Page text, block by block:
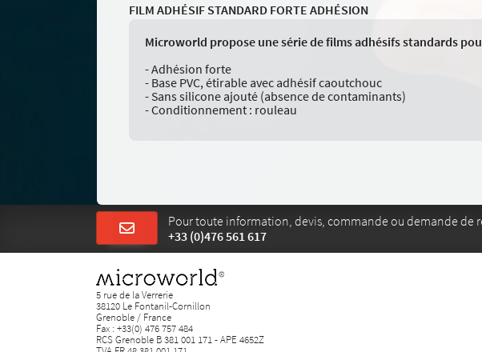
FILM ADHÉSIF STANDARD FORTE ADHÉSION
Microworld propose une série de films adhésifs standards
- Adhésion forte
- Base PVC, étirable avec adhésif caoutchouc
- Sans silicone ajouté (absence de contaminants)
- Conditionnement : rouleau
Pour toute information, devis, commande ou demande de
+33 (0)476 561 617
5 rue de la Verrerie
38120 Le Fontanil-Cornillon
Grenoble / France
Fax : +33(0) 476 757 484
RCS Grenoble B 381 001 171 - APE 4652Z